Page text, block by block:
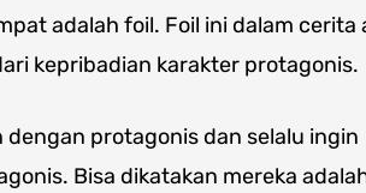
adalah foil. Foil ini dalam cerita
kepribadian karakter protagonis.
protagonis dan selalu ingin
Bisa dikatakan mereka